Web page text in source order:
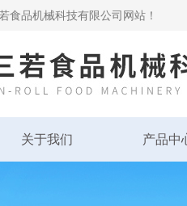
食品机械科技有限公司网站！
关于我们 产品中